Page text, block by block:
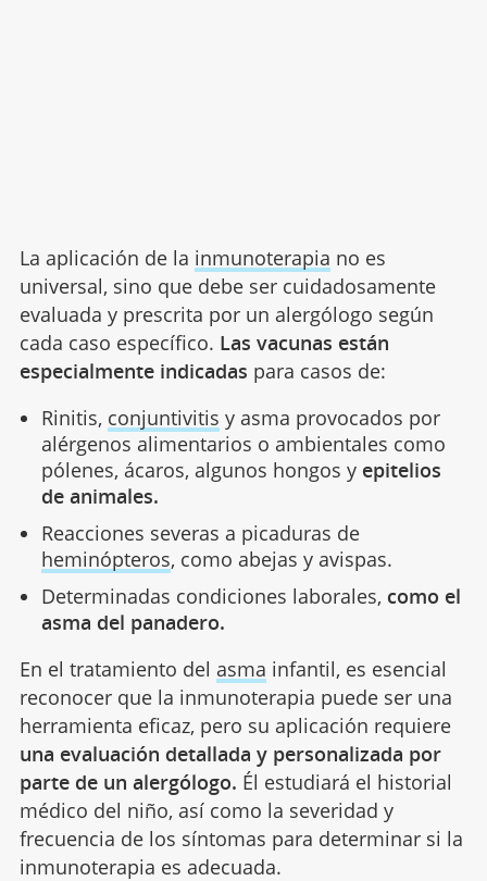
La aplicación de la inmunoterapia no es
universal, sino que debe ser cuidadosamente
evaluada y prescrita por un alergólogo según
cada caso específico. Las vacunas están
especialmente indicadas para casos de:
Rinitis, conjuntivitis y asma provocados por
alérgenos alimentarios o ambientales como
pólenes, ácaros, algunos hongos y epitelios
de animales.
Reacciones severas a picaduras de
heminópteros, como abejas y avispas.
Determinadas condiciones laborales, como el
asma del panadero.
En el tratamiento del asma infantil, es esencial
reconocer que la inmunoterapia puede ser una
herramienta eficaz, pero su aplicación requiere
una evaluación detallada y personalizada por
parte de un alergólogo. Él estudiará el historial
médico del niño, así como la severidad y
frecuencia de los síntomas para determinar si la
inmunoterapia es adecuada.